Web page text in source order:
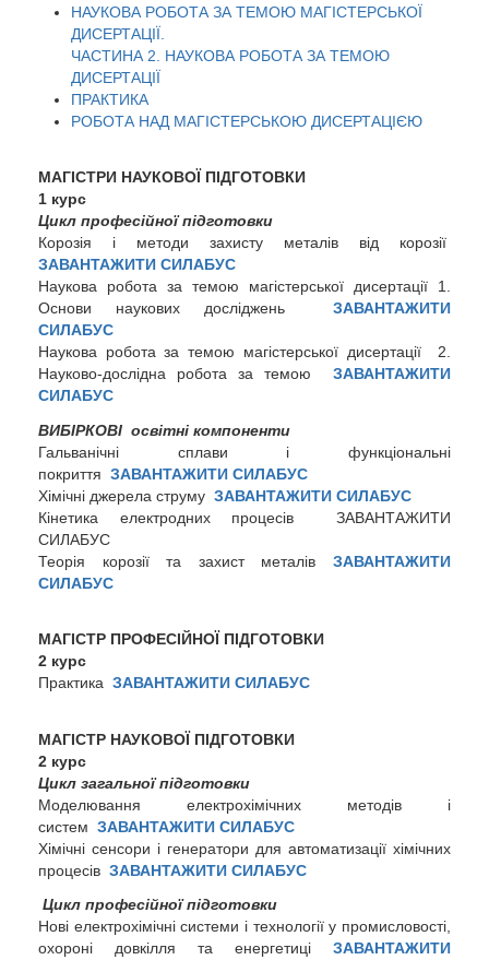
НАУКОВА РОБОТА ЗА ТЕМОЮ МАГІСТЕРСЬКОЇ
ДИСЕРТАЦІЇ.
ЧАСТИНА 2. НАУКОВА РОБОТА ЗА ТЕМОЮ
ДИСЕРТАЦІЇ
ПРАКТИКА
РОБОТА НАД МАГІСТЕРСЬКОЮ ДИСЕРТАЦІЄЮ
МАГІСТРИ НАУКОВОЇ ПІДГОТОВКИ
1 курс
Цикл професійної підготовки
Корозія і методи захисту металів від корозії
ЗАВАНТАЖИТИ СИЛАБУС
Наукова робота за темою магістерської дисертації 1.
Основи наукових досліджень ЗАВАНТАЖИТИ
СИЛАБУС
Наукова робота за темою магістерської дисертації 2.
Науково-дослідна робота за темою ЗАВАНТАЖИТИ
СИЛАБУС
ВИБІРКОВІ освітні компоненти
Гальванічні сплави і функціональні
покриття ЗАВАНТАЖИТИ СИЛАБУС
Хімічні джерела струму ЗАВАНТАЖИТИ СИЛАБУС
Кінетика електродних процесів ЗАВАНТАЖИТИ
СИЛАБУС
Теорія корозії та захист металів ЗАВАНТАЖИТИ
СИЛАБУС
МАГІСТР ПРОФЕСІЙНОЇ ПІДГОТОВКИ
2 курс
Практика ЗАВАНТАЖИТИ СИЛАБУС
МАГІСТР НАУКОВОЇ ПІДГОТОВКИ
2 курс
Цикл загальної підготовки
Моделювання електрохімічних методів і
систем ЗАВАНТАЖИТИ СИЛАБУС
Хімічні сенсори і генератори для автоматизації хімічних
процесів ЗАВАНТАЖИТИ СИЛАБУС
Цикл професійної підготовки
Нові електрохімічні системи і технології у промисловості,
охороні довкілля та енергетиці ЗАВАНТАЖИТИ